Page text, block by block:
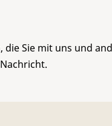
Sie mit uns und